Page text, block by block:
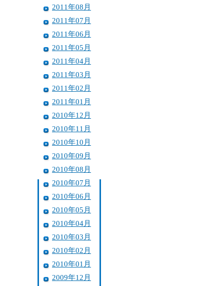
2011年08月
2011年07月
2011年06月
2011年05月
2011年04月
2011年03月
2011年02月
2011年01月
2010年12月
2010年11月
2010年10月
2010年09月
2010年08月
2010年07月
2010年06月
2010年05月
2010年04月
2010年03月
2010年02月
2010年01月
2009年12月